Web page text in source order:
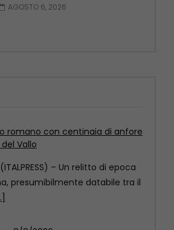
AGOSTO 6, 2026
– 8/8/2026
da record con 17 milioni di
[...]